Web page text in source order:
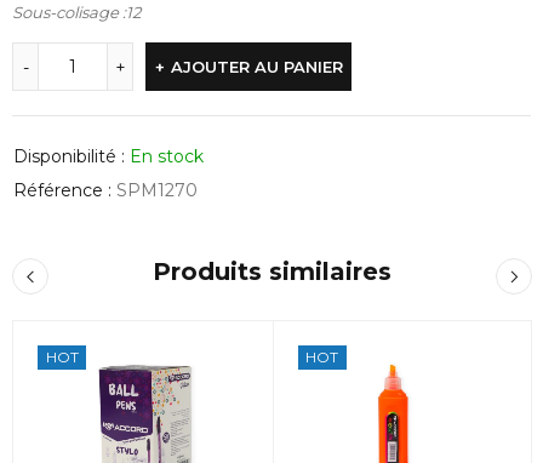
Sous-colisage :12
AJOUTER AU PANIER
Disponibilité : En stock
Référence : SPM1270
Produits similaires
HOT HOT